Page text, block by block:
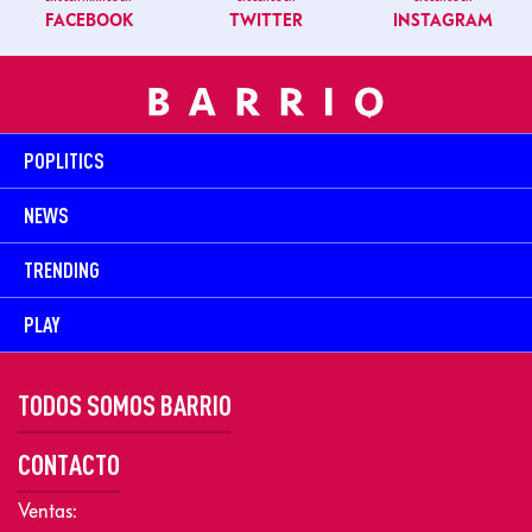
FACEBOOK TWITTER INSTAGRAM
POPLITICS
NEWS
TRENDING
PLAY
TODOS SOMOS BARRIO
CONTACTO
Ventas: